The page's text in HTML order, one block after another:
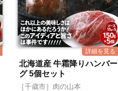
北海道産 牛霜降りハンバー
グ 5個セット
［千歳市］肉の山本